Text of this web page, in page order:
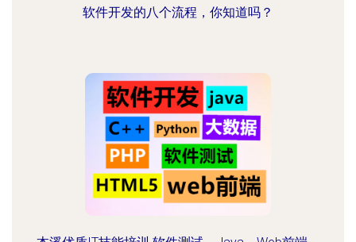
软件开发的八个流程，你知道吗？